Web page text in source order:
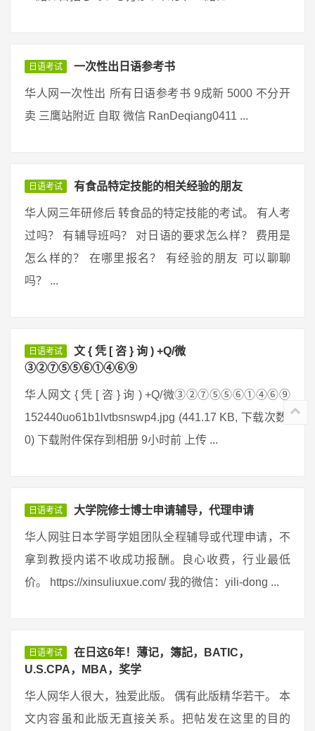
日语考试 一次性出日语参考书
华人网一次性出 所有日语参考书 9成新 5000 不分开
卖 三鹰站附近 自取 微信 RanDeqiang0411 ...
日语考试 有食品特定技能的相关经验的朋友
华人网三年研修后 转食品的特定技能的考试。 有人考
过吗？ 有辅导班吗？ 对日语的要求怎么样？ 费用是
怎么样的？ 在哪里报名？ 有经验的朋友 可以聊聊
吗？ ...
日语考试
文 { 凭 [ 咨 } 询 ) +Q/微
③②⑦⑤⑤⑥①④⑥⑨
华人网文 { 凭 [ 咨 } 询 ) +Q/微③②⑦⑤⑤⑥①④⑥⑨
152440uo61b1lvtbsnswp4.jpg (441.17 KB, 下载次数:
0) 下载附件保存到相册 9小时前 上传 ...
日语考试 大学院修士博士申请辅导，代理申请
华人网驻日本学哥学姐团队全程辅导或代理申请，不
拿到教授内诺不收成功报酬。良心收费，行业最低
价。 https://xinsuliuxue.com/ 我的微信：yili-dong ...
日语考试
在日这6年！薄记，簿記，BATIC，
U.S.CPA，MBA，奖学
华人网华人很大，独爱此版。 偶有此版精华若干。 本
文内容虽和此版无直接关系。把帖发在这里的目的